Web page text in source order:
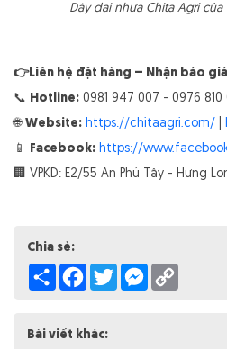
Dây đai nhựa Chita Agri của
👉Liên hệ đặt hàng – Nhận báo
📞 Hotline: 0981 947 007 - 0976 810
🌐 Website: https://chitaagri.com/
📱
Facebook: https://
🏢 VPKD: E2/55 An Phú Tây - Hưng
Chia sẻ:
Share Facebook
TwitterMessenger
Bài viết khác: